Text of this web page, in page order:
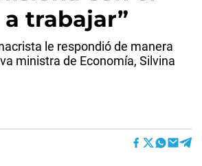
trabajar”
le respondió de manera
ministra de Economía, Silvina